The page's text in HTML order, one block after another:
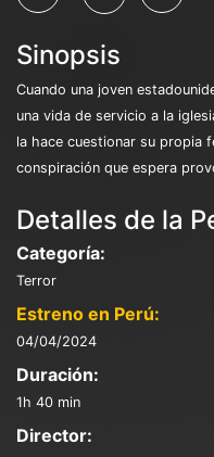
Sinopsis
Cuando una joven
una vida de servicio a la
la hace cuestionar su propia
conspiración que espera
Detalles de la
Categoría:
Terror
Estreno en Perú:
04/04/2024
Duración:
1h 40 min
Director: